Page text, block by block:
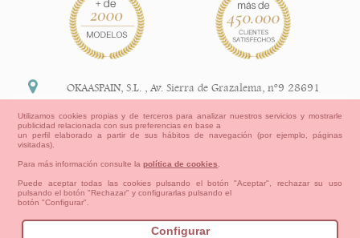
Información Legal
política de devoluciones y reembolsos
OKAASPAIN, S.L. ,Av. Sierra de Grazalema, nº9 28691
+34 91 113 89 09
Utilizamos cookies propias y de terceros para analizar nuestros servicios y mostrarle
publicidad relacionada con sus preferencias en base a
un perfil elaborado a partir de sus hábitos de navegación (por ejemplo, páginas
visitadas).
Para más información consulte lapolítica de cookies
Puede aceptar todas las cookies pulsando el botón "Aceptar", rechazar su uso
pulsando el botón "Rechazar" y configurarlas pulsando el
botón "Configurar".
Configurar